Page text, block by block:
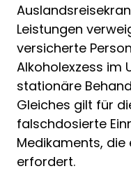
Leistungen
versicherte
Alkoholexzess im
stationäre
Gleiches gilt für
falschdosierte
Medikaments, die
erfordert.